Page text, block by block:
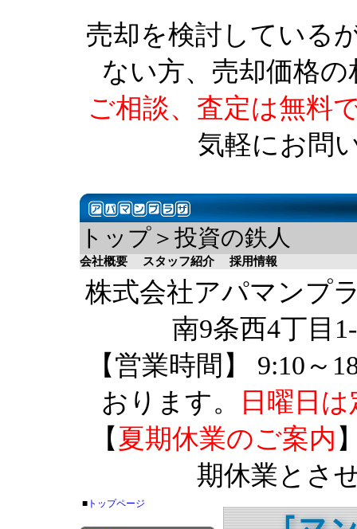
売却を検討している
ない方、売却価格
ご相談、査定は無料
気軽にお問
トップ＞投資の鉄人
会社概要 スタッフ紹介 採用情報
株式会社アパマンプ
南9条西4丁目
【営業時間】 9:10～
おります。
日曜日
【 夏期休業のご案内
期休業とさ
■ トップページ